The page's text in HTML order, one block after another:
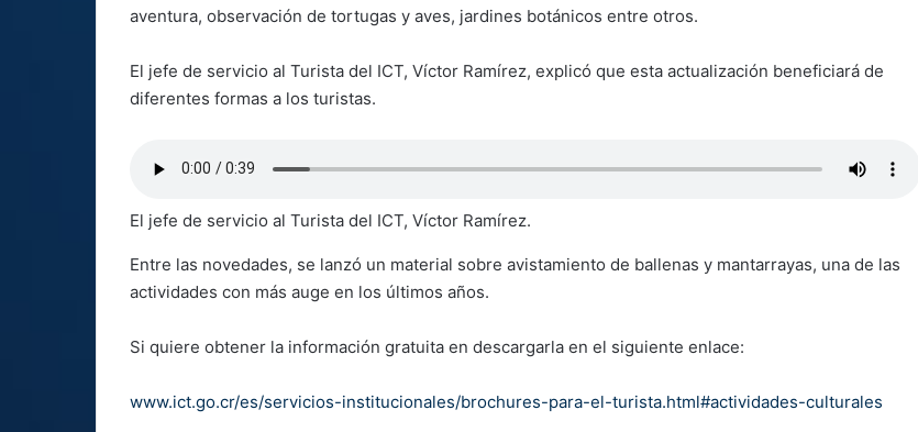
aventura, observación de tortugas y aves, jardines botánicos entre otros.
El jefe de servicio al Turista del ICT, Víctor Ramírez, explicó que esta actualización beneficiará de
diferentes formas a los turistas.
El jefe de servicio al Turista del ICT, Víctor Ramírez.
Entre las novedades, se lanzó un material sobre avistamiento de ballenas y mantarrayas, una de las
actividades con más auge en los últimos años.
Si quiere obtener la información gratuita en descargarla en el siguiente enlace:
www.ict.go.cr/es/servicios-institucionales/brochures-para-el-turista.html#actividades-culturales